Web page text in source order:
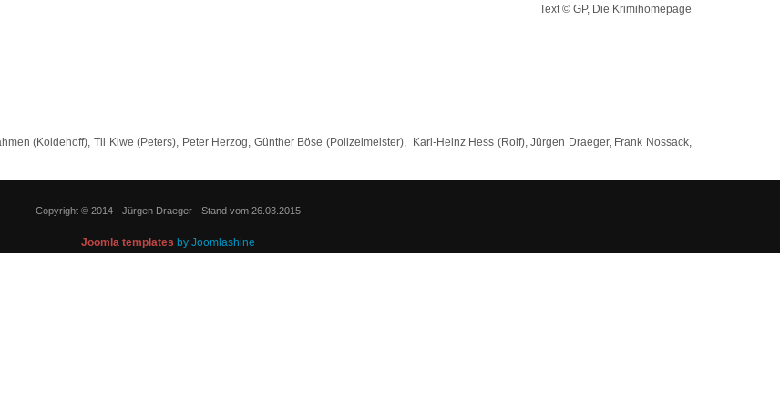
Text © GP, Die Krimihomepage
(Koldehoff), Til Kiwe (Peters), Peter Herzog, Günther Böse (Polizeimeister), Karl-Heinz Hess (Rolf), Jürgen Draeger, Frank Nossack,
Copyright © 2014 - Jürgen Draeger - Stand vom 26.03.2015
Joomla templates by Joomlashine